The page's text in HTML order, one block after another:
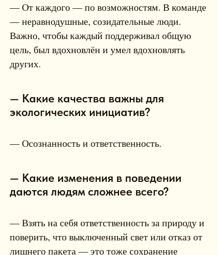
— От каждого — по возможностям. В команде
— неравнодушные, созидательные люди.
Важно, чтобы каждый поддерживал общую
цель, был вдохновлён и умел вдохновлять
других.
— Какие качества важны для
экологических инициатив?
— Осознанность и ответственность.
— Какие изменения в поведении
даются людям сложнее всего?
— Взять на себя ответственность за природу и
поверить, что выключенный свет или отказ от
лишнего пакета — это тоже сохранение